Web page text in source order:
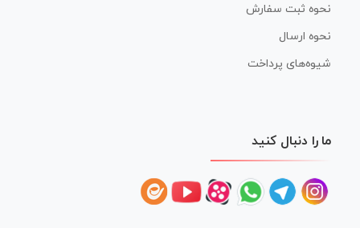
نحوه ثبت سفارش
نحوه ارسال
شیوه‌های پرداخت
ما را دنبال کنید